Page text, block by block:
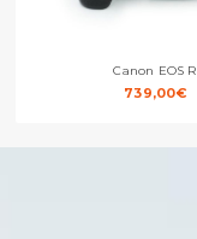
Canon EOS R
739,00€